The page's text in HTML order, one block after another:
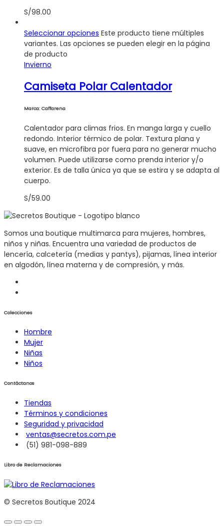
S/98.00
Seleccionar opciones Este producto tiene múltiples
variantes. Las opciones se pueden elegir en la página
de producto
Invierno
Camiseta Polar Calentador
Marca: Caffarena
Calentador para climas frios. En manga larga y cuello
redondo. Interior térmico de polar. Textura plana y
suave, en microfibra por fuera para no generar mucho
volumen. Puede utilizarse como prenda interior y/o
exterior. Es de talla única ya que se estira y se adapta al
cuerpo.
S/59.00
Somos una boutique multimarca para mujeres, hombres,
niños y niñas. Encuentra una variedad de productos de
lencería, calcetería (medias y pantys), pijamas, línea interior
en algodón, línea materna y de compresión, y más.
Colecciones
Hombre
Mujer
Niñas
Niños
Contáctanos
Tiendas
Términos y condiciones
Seguridad y privacidad
ventas@secretos.com.pe
(51) 981-098-889
Libro de Reclamaciones
© Secretos Boutique 2024